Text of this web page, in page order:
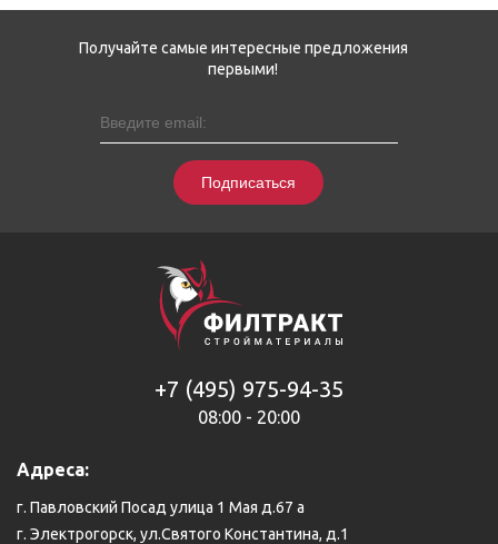
Получайте самые интересные предложения
первыми!
Подписаться
+7 (495) 975-94-35
08:00 - 20:00
Адреса:
г. Павловский Посад улица 1 Мая д.67 а
г. Электрогорск, ул.Святого Константина, д.1